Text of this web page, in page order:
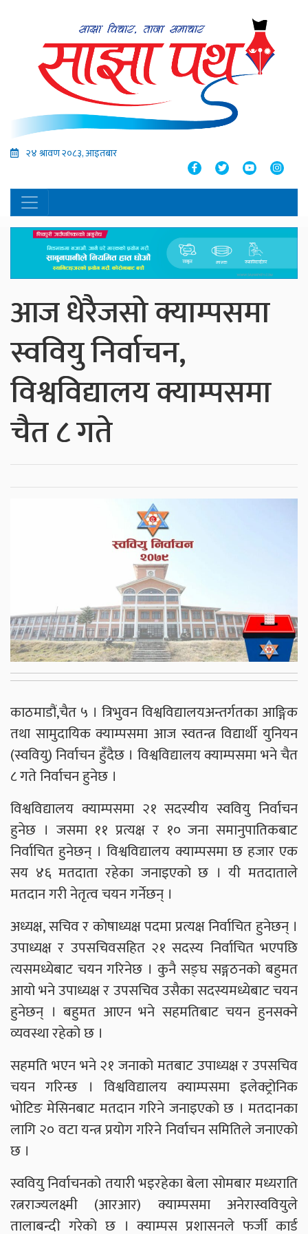
२४ श्रावण २०८३, आइतबार
आज धेरैजसो क्याम्पसमा
स्ववियु निर्वाचन,
विश्वविद्यालय क्याम्पसमा
चैत ८ गते
काठमाडौं,चैत ५ । त्रिभुवन विश्वविद्यालयअन्तर्गतका आङ्गिक
तथा सामुदायिक क्याम्पसमा आज स्वतन्त्र विद्यार्थी युनियन
(स्ववियु) निर्वाचन हुँदैछ । विश्वविद्यालय क्याम्पसमा भने चैत
८ गते निर्वाचन हुनेछ ।
विश्वविद्यालय क्याम्पसमा २१ सदस्यीय स्ववियु निर्वाचन
हुनेछ । जसमा ११ प्रत्यक्ष र १० जना समानुपातिकबाट
निर्वाचित हुनेछन् । विश्वविद्यालय क्याम्पसमा छ हजार एक
सय ४६ मतदाता रहेका जनाइएको छ । यी मतदाताले
मतदान गरी नेतृत्व चयन गर्नेछन् ।
अध्यक्ष, सचिव र कोषाध्यक्ष पदमा प्रत्यक्ष निर्वाचित हुनेछन् ।
उपाध्यक्ष र उपसचिवसहित २१ सदस्य निर्वाचित भएपछि
त्यसमध्येबाट चयन गरिनेछ । कुनै सङ्घ सङ्गठनको बहुमत
आयो भने उपाध्यक्ष र उपसचिव उसैका सदस्यमध्येबाट चयन
हुनेछन् । बहुमत आएन भने सहमतिबाट चयन हुनसक्ने
व्यवस्था रहेको छ ।
सहमति भएन भने २१ जनाको मतबाट उपाध्यक्ष र उपसचिव
चयन गरिन्छ । विश्वविद्यालय क्याम्पसमा इलेक्ट्रोनिक
भोटिङ मेसिनबाट मतदान गरिने जनाइएको छ । मतदानका
लागि २० वटा यन्त्र प्रयोग गरिने निर्वाचन समितिले जनाएको
छ ।
स्ववियु निर्वाचनको तयारी भइरहेका बेला सोमबार मध्यराति
रत्नराज्यलक्ष्मी (आरआर) क्याम्पसमा अनेरास्ववियुले
तालाबन्दी गरेको छ । क्याम्पस प्रशासनले फर्जी कार्ड